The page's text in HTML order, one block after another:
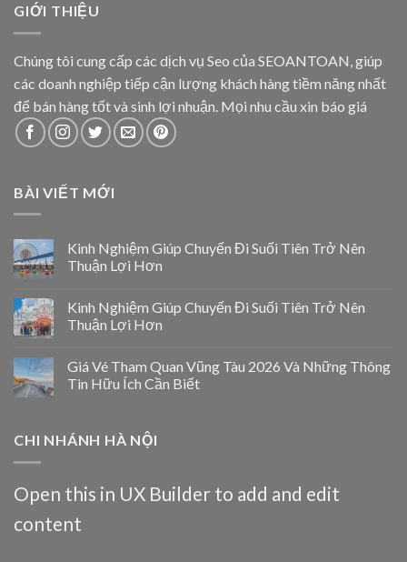
GIỚI THIỆU
Chúng tôi cung cấp các dịch vụ Seo của SEOANTOAN, giúp
các doanh nghiệp tiếp cận lượng khách hàng tiềm năng nhất
để bán hàng tốt và sinh lợi nhuận. Mọi nhu cầu xin báo giá
BÀI VIẾT MỚI
Kinh Nghiệm Giúp Chuyến Đi Suối Tiên Trở Nên
Thuận Lợi Hơn
Kinh Nghiệm Giúp Chuyến Đi Suối Tiên Trở Nên
Thuận Lợi Hơn
Giá Vé Tham Quan Vũng Tàu 2026 Và Những Thông
Tin Hữu Ích Cần Biết
CHI NHÁNH HÀ NỘI
Open this in UX Builder to add and edit
content